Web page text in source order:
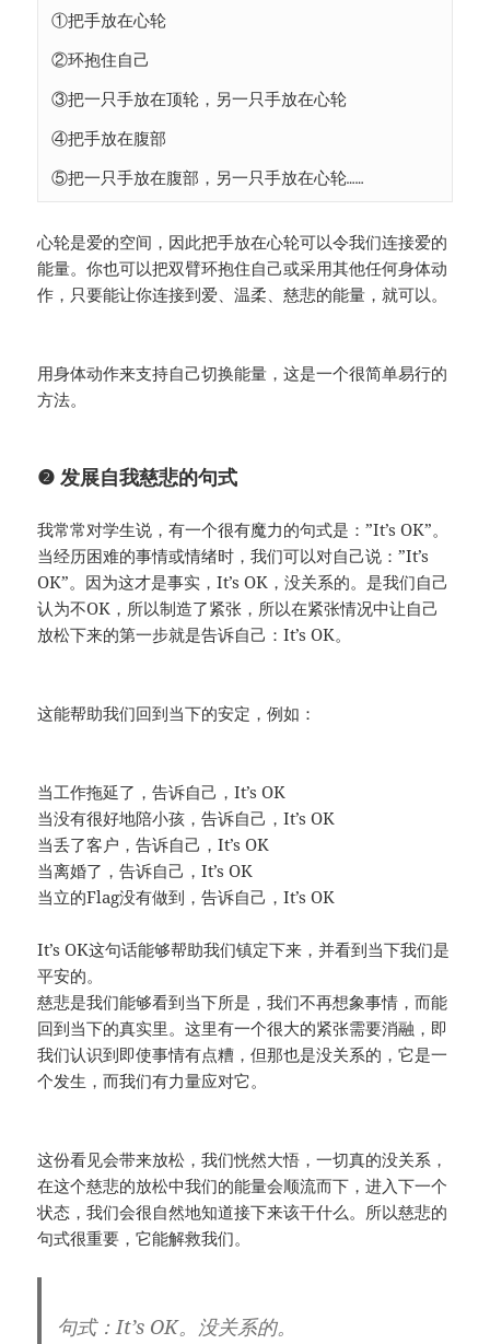
①把手放在心轮
②环抱住自己
③把一只手放在顶轮，另一只手放在心轮
④把手放在腹部
心轮是爱的空间，因此把手放在心轮可以令我们连接爱的
能量。你也可以把双臂环抱住自己或采用其他任何身体动
作，只要能让你连接到爱、温柔、慈悲的能量，就可以。
用身体动作来支持自己切换能量，这是一个很简单易行的
方法。
❷发展自我慈悲的句式
我常常对学生说，有一个很有魔力的句式是：”It’s OK”。
当经历困难的事情或情绪时，我们可以对自己说：”It’s
OK”。因为这才是事实，It’s OK，没关系的。是我们自己
认为不OK，所以制造了紧张，所以在紧张情况中让自己
放松下来的第一步就是告诉自己：It’s OK。
这能帮助我们回到当下的安定，例如：
当工作拖延了，告诉自己，It’s OK
当没有很好地陪小孩，告诉自己，It’s OK
当丢了客户，告诉自己，It’s OK
当离婚了，告诉自己，It’s OK
当立的Flag没有做到，告诉自己，It’s OK
It’s OK这句话能够帮助我们镇定下来，并看到当下我们是
平安的。
慈悲是我们能够看到当下所是，我们不再想象事情，而能
回到当下的真实里。这里有一个很大的紧张需要消融，即
我们认识到即使事情有点糟，但那也是没关系的，它是一
个发生，而我们有力量应对它。
这份看见会带来放松，我们恍然大悟，一切真的没关系，
在这个慈悲的放松中我们的能量会顺流而下，进入下一个
状态，我们会很自然地知道接下来该干什么。所以慈悲的
句式很重要，它能解救我们。
句式：It’s OK。没关系的。